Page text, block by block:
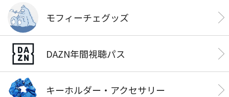
モフィーチェグッズ
DAZN年間視聴パス
キーホルダー・アクセサリー